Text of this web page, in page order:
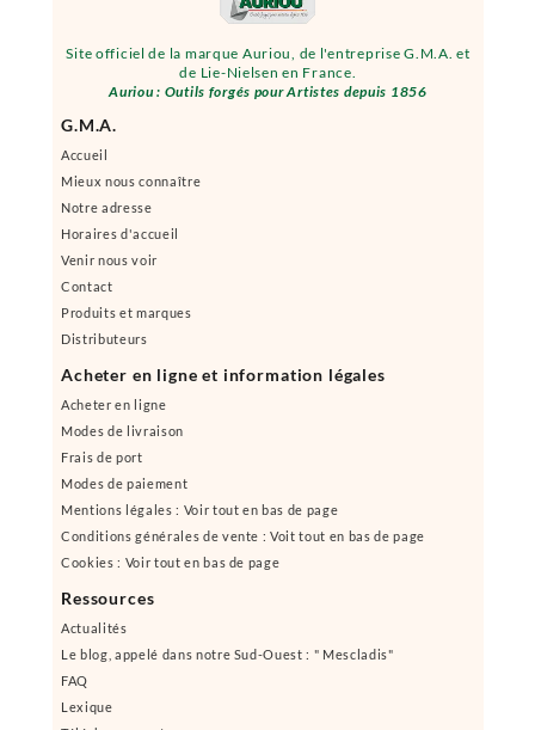
Site officiel de la marque Auriou, de l'entreprise G.M.A. et
de Lie-Nielsen en France.
Auriou : Outils forgés pour Artistes depuis 1856
G.M.A.
Accueil
Mieux nous connaître
Notre adresse
Horaires d'accueil
Venir nous voir
Contact
Produits et marques
Distributeurs
Acheter en ligne et information légales
Acheter en ligne
Modes de livraison
Frais de port
Modes de paiement
Mentions légales : Voir tout en bas de page
Conditions générales de vente : Voit tout en bas de page
Cookies : Voir tout en bas de page
Ressources
Actualités
Le blog, appelé dans notre Sud-Ouest : " Mescladis"
FAQ
Lexique